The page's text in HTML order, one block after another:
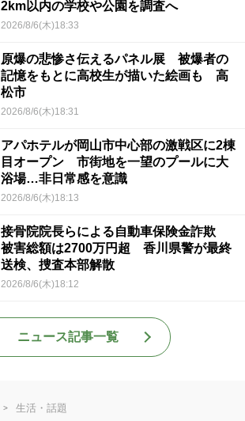
2km以内の学校や公園を調査へ
2026/8/6(木)18:33
原爆の悲惨さ伝えるパネル展 被爆者の
記憶をもとに高校生が描いた絵画も 高
松市
2026/8/6(木)18:31
アパホテルが岡山市中心部の激戦区に2棟
目オープン 市街地を一望のプールに大
浴場…非日常感を意識
2026/8/6(木)18:13
接骨院院長らによる自動車保険金詐欺
被害総額は2700万円超 香川県警が最終
送検、捜査本部解散
2026/8/6(木)18:12
ニュース記事一覧
生活・話題